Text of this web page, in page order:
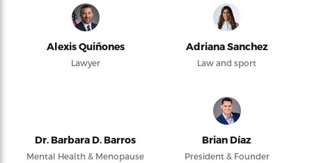
Alexis Quiñones
Lawyer
Adriana Sanchez
Law and sport
Dr. Barbara D. Barros
Mental Health & Menopause
Brian Díaz
President & Founder